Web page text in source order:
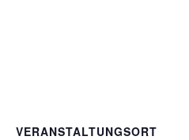
VERANSTALTUNGSORT